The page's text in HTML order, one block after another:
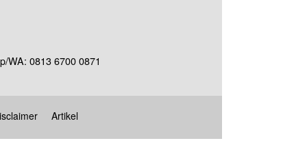
WA: 0813 6700 0871
Artikel